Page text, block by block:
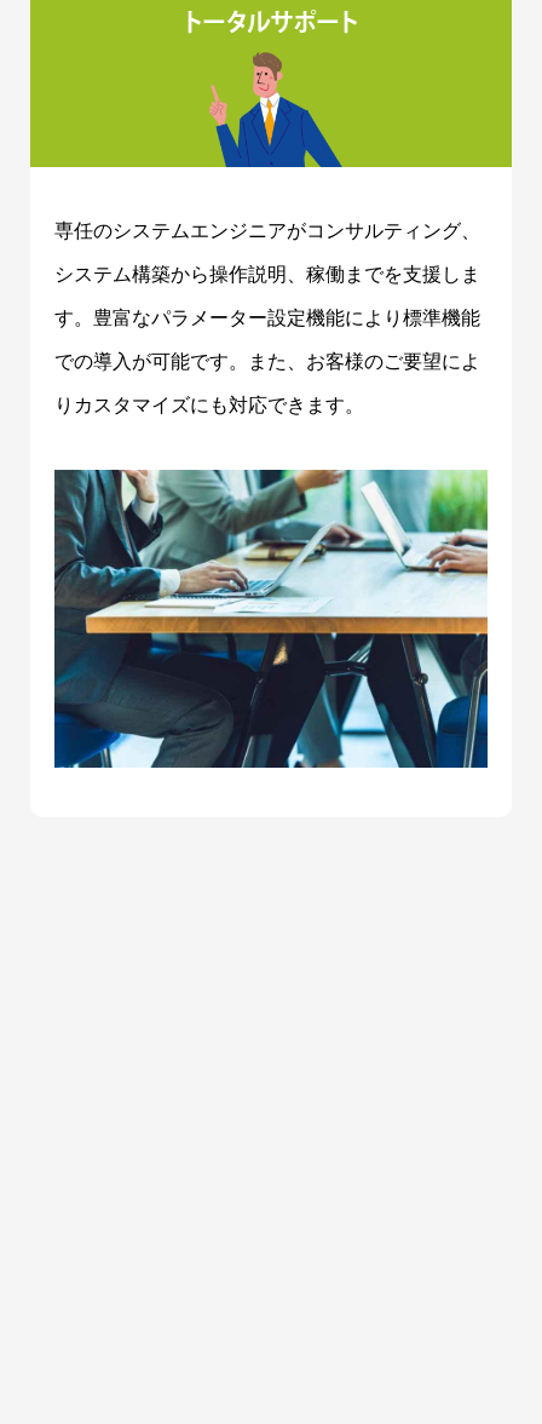
トータルサポート
専任のシステムエンジニアがコンサルティング、
システム構築から操作説明、稼働までを支援しま
す。豊富なパラメーター設定機能により標準機能
での導入が可能です。また、お客様のご要望によ
りカスタマイズにも対応できます。